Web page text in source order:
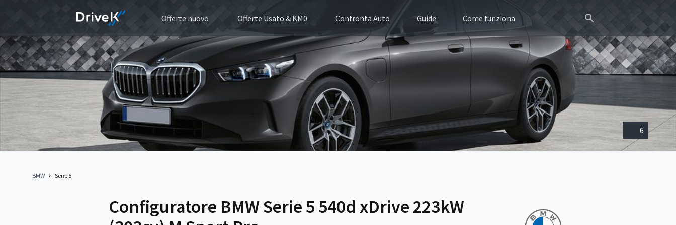
Offerte nuovo Offerte Usato & KM0 Confronta Auto Guide Come funziona
6
BMW Serie 5
Configuratore BMW Serie 5 540d xDrive 223kW